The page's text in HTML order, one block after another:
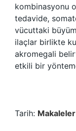
kombinasyonu
tedavide,
vücuttaki
ilaçlar birlikte
akromegali
etkili bir
Tarih: Makaleler